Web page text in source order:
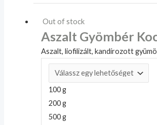
Out of stock
Aszalt Gyömbér
Aszalt, liofilizált, kandírozott
100 g
200 g
500 g